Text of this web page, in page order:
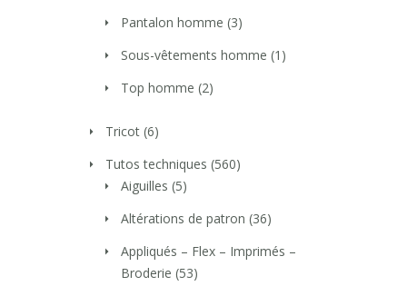
Pantalon homme (3)
Sous-vêtements homme (1)
Top homme (2)
Tricot (6)
Tutos techniques (560)
Aiguilles (5)
Altérations de patron (36)
Appliqués – Flex – Imprimés –
Broderie (53)